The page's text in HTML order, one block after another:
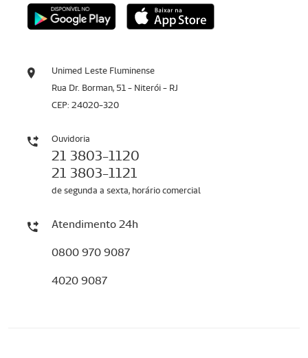
Unimed Leste Fluminense
Rua Dr. Borman, 51 - Niterói - RJ
CEP: 24020-320
Ouvidoria
21 3803-1120
21 3803-1121
de segunda a sexta, horário comercial
Atendimento 24h
0800 970 9087
4020 9087